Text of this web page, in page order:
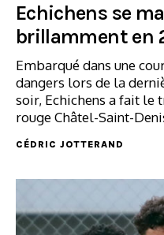
Echichens se
brillamment en
Embarqué dans une
dangers lors de la
soir, Echichens a fait le
rouge Châtel-Saint-
CÉDRIC JOTTERAND